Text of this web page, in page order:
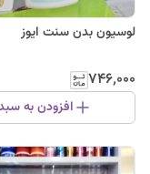
لوسیون بدن سنت ایوز
۷۴۶٬۰۰۰
افزودن به